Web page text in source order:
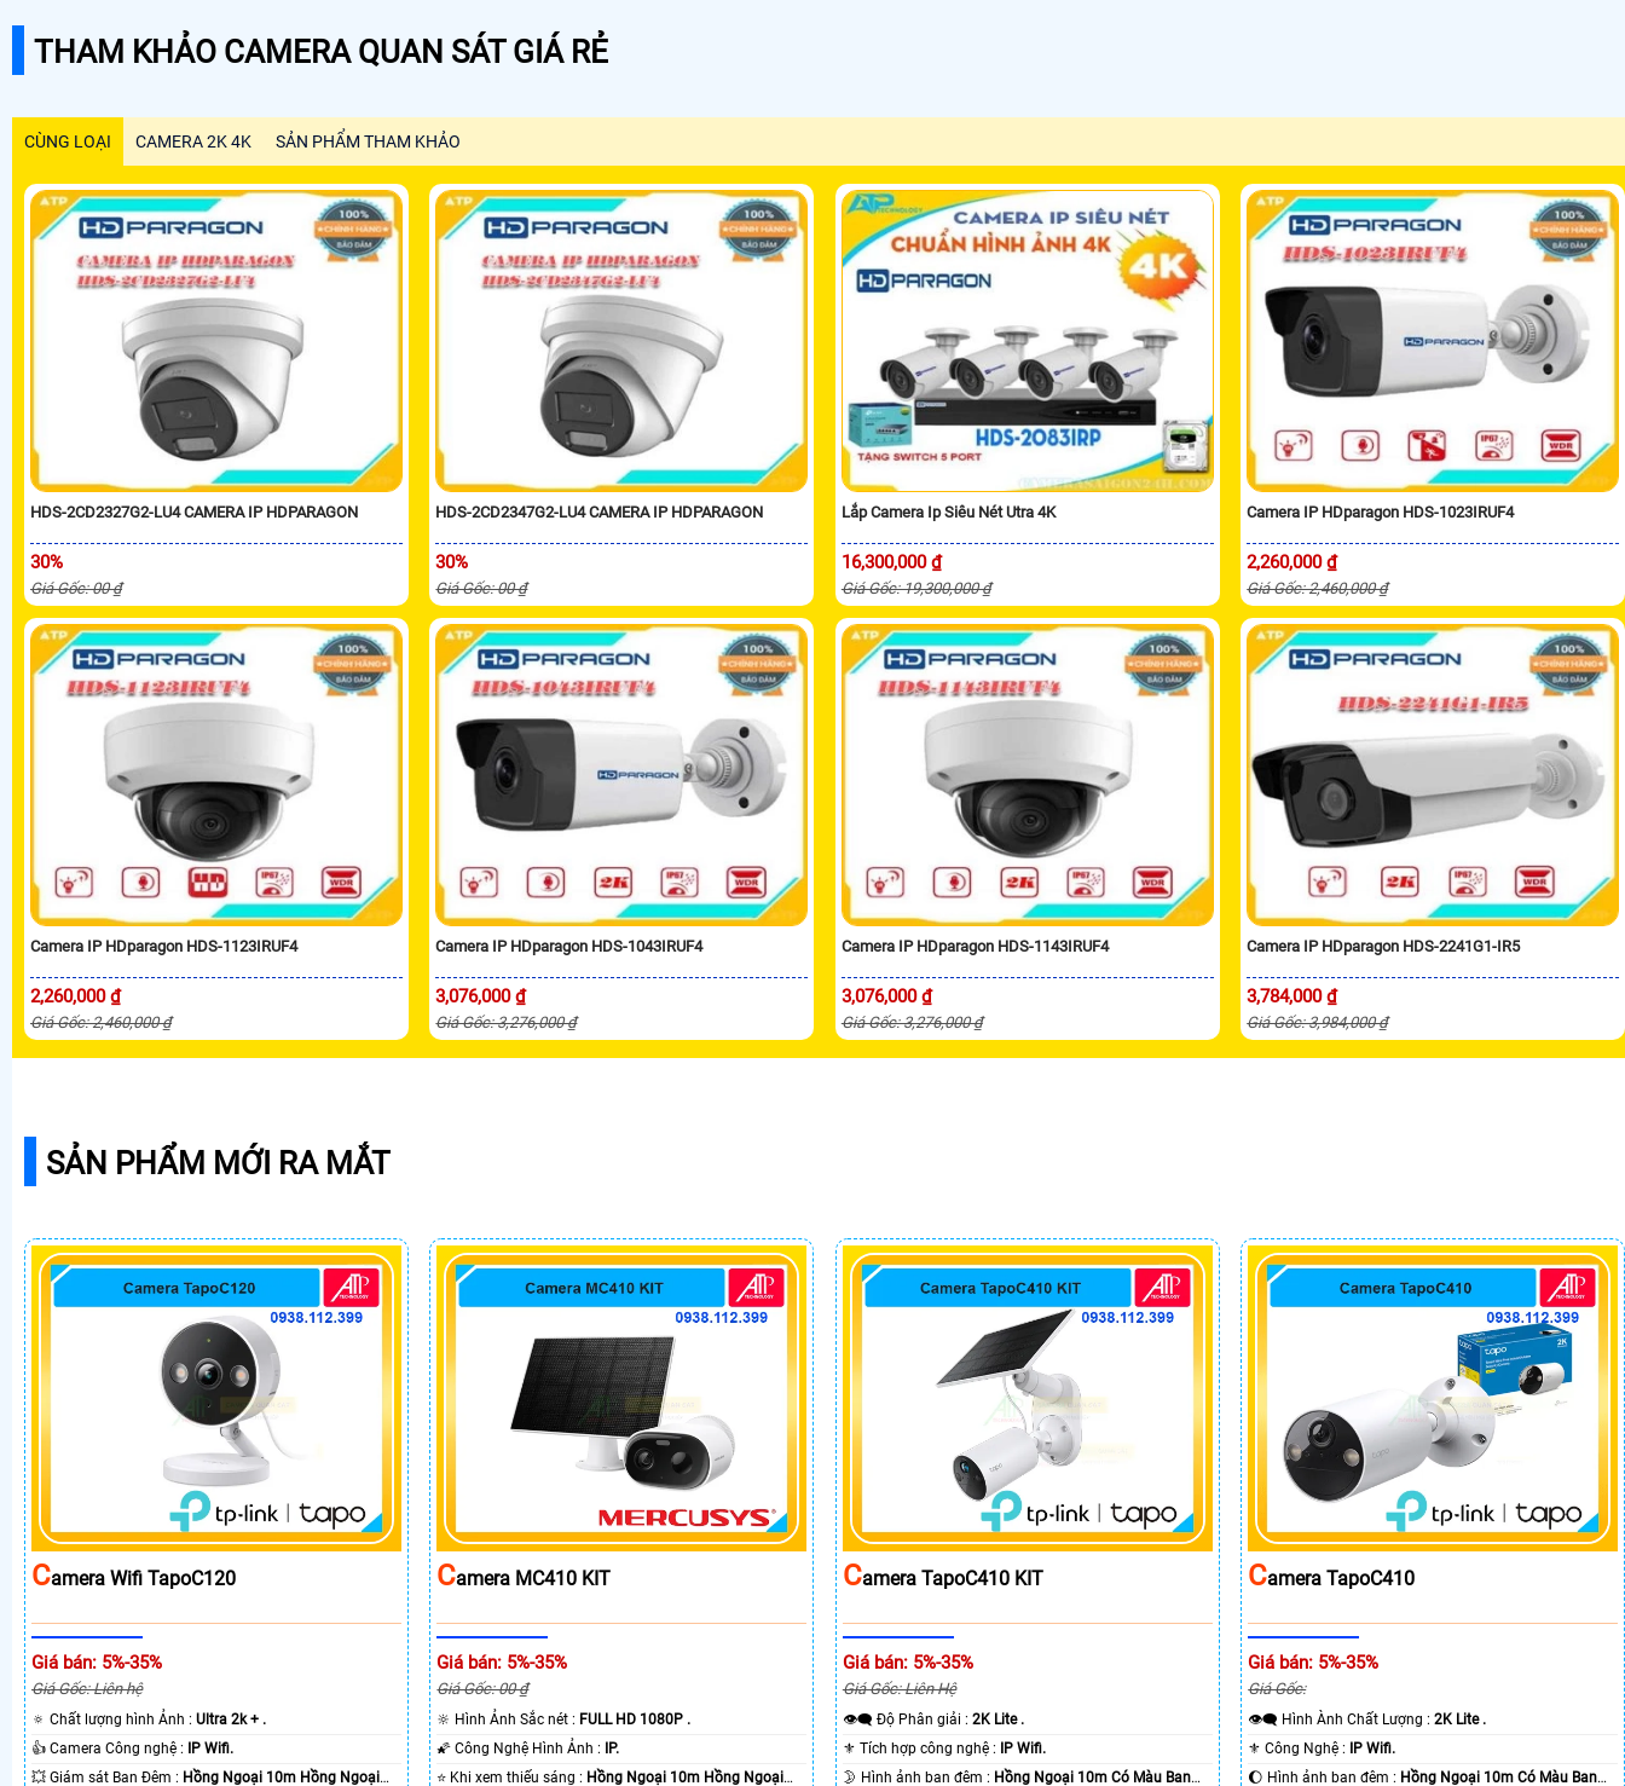
THAM KHẢO CAMERA QUAN SÁT GIÁ RẺ
CÙNG LOẠI CAMERA 2K 4K SẢN PHẨM THAM KHẢO
HDS-2CD2327G2-LU4 CAMERA IP HDPARAGON
30%
Giá Gốc: 00 ₫
HDS-2CD2347G2-LU4 CAMERA IP HDPARAGON
30%
Giá Gốc: 00 ₫
Lắp Camera Ip Siêu Nét Utra 4K
16,300,000 ₫
Giá Gốc: 19,300,000 ₫
Camera IP HDparagon HDS-1023IRUF4
2,260,000 ₫
Giá Gốc: 2,460,000 ₫
Camera IP HDparagon HDS-1123IRUF4
2,260,000 ₫
Giá Gốc: 2,460,000 ₫
Camera IP HDparagon HDS-1043IRUF4
3,076,000 ₫
Giá Gốc: 3,276,000 ₫
Camera IP HDparagon HDS-1143IRUF4
3,076,000 ₫
Giá Gốc: 3,276,000 ₫
Camera IP HDparagon HDS-2241G1-IR5
3,784,000 ₫
Giá Gốc: 3,984,000 ₫
SẢN PHẨM MỚI RA MẮT
CAmera Wifi TapoC120
Giá bán: 5%-35%
Giá Gốc: Liên hệ
🔅 Chất lượng hình Ảnh : Ultra 2k + .
👍 Camera Công nghệ :
IP Wifi.
💥 Giám sát Ban Đêm : Hồng Ngoại 10m Hồng Ngoại
CAmera MC410 KIT
Giá bán: 5%-35%
Giá Gốc: 00 ₫
🔆 Hình Ảnh Sắc nét : FULL HD 1080P .
🌠 Công Nghệ Hình Ảnh :
IP.
⭐ Khi xem thiếu sáng : Hồng Ngoại 10m Hồng Ngoại
CAmera TapoC410 KIT
Giá bán: 5%-35%
Giá Gốc: Liên Hệ
👁️‍🗨 Độ Phân giải : 2K Lite .
⚜️ Tích hợp công nghệ :
IP Wifi.
🌛 Hình ảnh ban đêm : Hồng Ngoại 10m Có Màu Ban
CAmera TapoC410
Giá bán: 5%-35%
Giá Gốc:
👁️‍🗨 Hình Ành Chất Lượng :2K Lite .
⚜️ Công Nghệ :
IP Wifi.
🌔 Hình ảnh ban đêm : Hồng Ngoại 10m Có Màu Ban